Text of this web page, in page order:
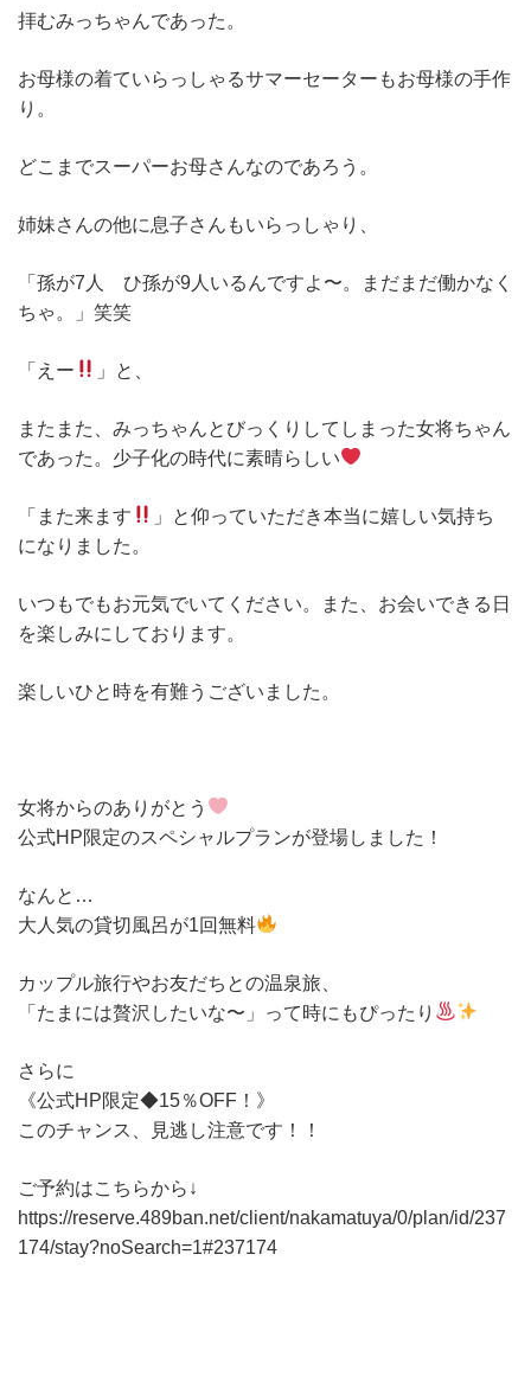
拝むみっちゃんであった。
お母様の着ていらっしゃるサマーセーターもお母様の手作
り。
どこまでスーパーお母さんなのであろう。
姉妹さんの他に息子さんもいらっしゃり、
「孫が7人 ひ孫が9人いるんですよ〜。まだまだ働かなく
ちゃ。」笑笑
「えー 」と、
またまた、みっちゃんとびっくりしてしまった女将ちゃん
であった。少子化の時代に素晴らしい
「また来ます
」と仰っていただき本当に嬉しい気持ち
になりました。
いつもでもお元気でいてください。また、お会いできる日
を楽しみにしております。
楽しいひと時を有難うございました。
女将からのありがとう
公式HP限定のスペシャルプランが登場しました！
なんと…
大人気の貸切風呂が1回無料
カップル旅行やお友だちとの温泉旅、
「たまには贅沢したいな〜」って時にもぴったり
さらに
《公式HP限定◆15％OFF！》
このチャンス、見逃し注意です！！
ご予約はこちらから↓
https://reserve.489ban.net/client/nakamatuya/0/plan/id/237
174/stay?noSearch=1#237174